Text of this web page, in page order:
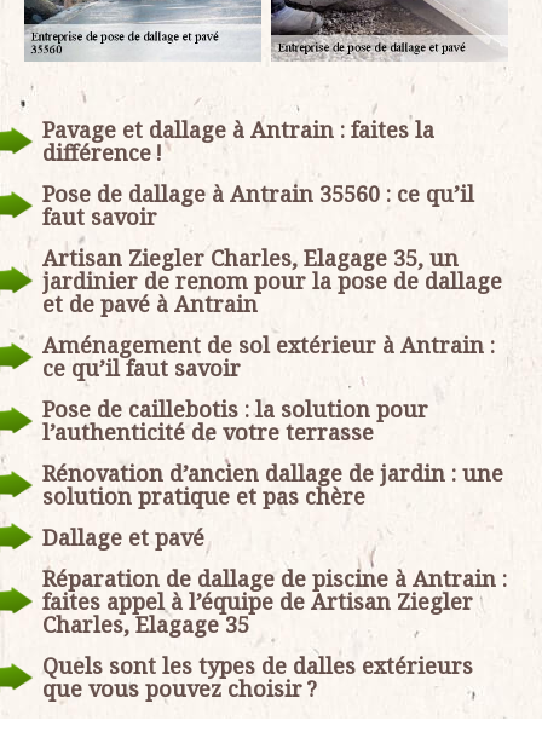
Pavage et dallage à Antrain : faites la
différence !
Pose de dallage à Antrain 35560 : ce qu’il
faut savoir
Artisan Ziegler Charles, Elagage 35, un
jardinier de renom pour la pose de dallage
et de pavé à Antrain
Aménagement de sol extérieur à Antrain :
ce qu’il faut savoir
Pose de caillebotis : la solution pour
l’authenticité de votre terrasse
Rénovation d’ancien dallage de jardin : une
solution pratique et pas chère
Dallage et pavé
Réparation de dallage de piscine à Antrain :
faites appel à l’équipe de Artisan Ziegler
Charles, Elagage 35
Quels sont les types de dalles extérieurs
que vous pouvez choisir ?